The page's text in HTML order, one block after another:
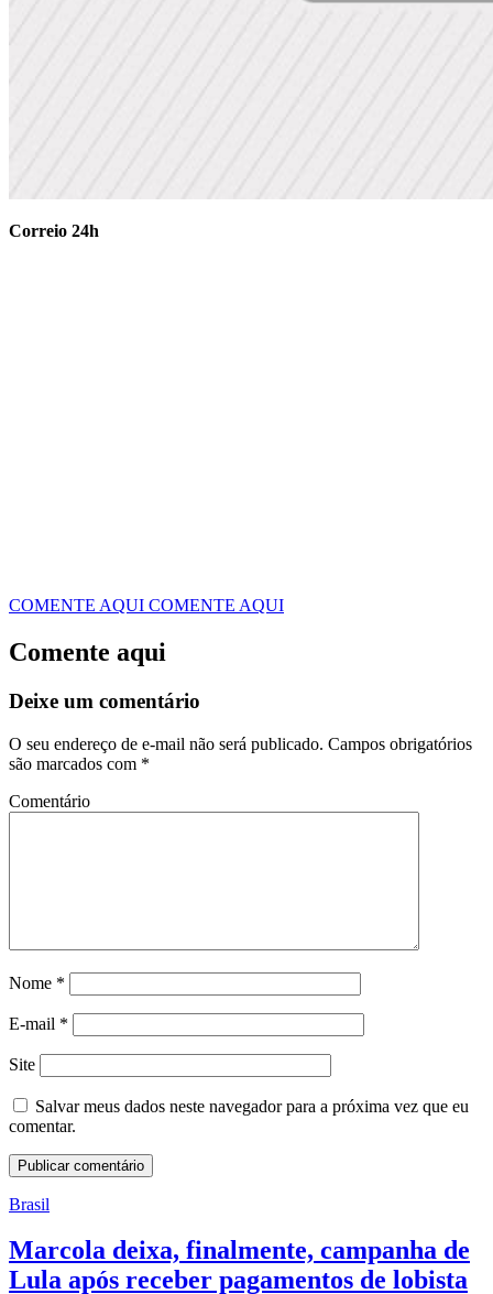
Correio 24h
COMENTE AQUI COMENTE AQUI
Comente aqui
Deixe um comentário
O seu endereço de e-mail não será publicado. Campos obrigatórios
são marcados com *
Comentário
Nome *
E-mail *
Site
Salvar meus dados neste navegador para a próxima vez que eu
comentar.
Brasil
Marcola deixa, finalmente, campanha de
Lula após receber pagamentos de lobista